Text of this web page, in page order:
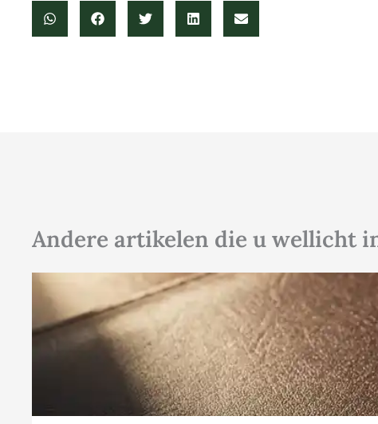
Andere artikelen die u wellicht